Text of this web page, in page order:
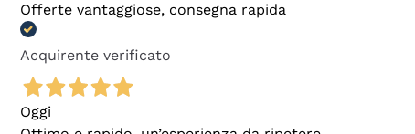
Offerte vantaggiose, consegna rapida
Acquirente verificato
Oggi